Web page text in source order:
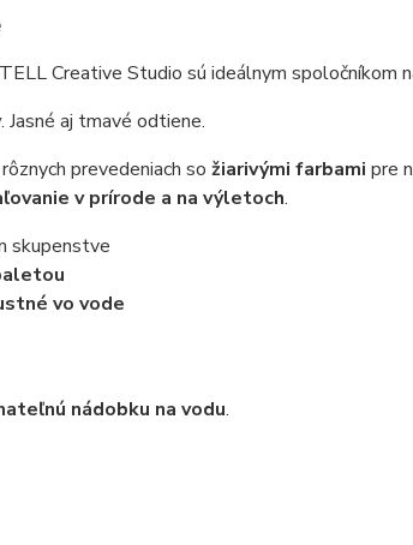
Creative Studio sú ideálnym spoločníkom
. Jasné aj tmavé odtiene.
prevedeniach so žiarivými farbami pre
v prírode a na výletoch.
skupenstve
vo vode
nádobku na vodu.